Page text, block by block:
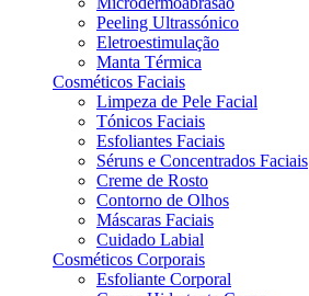
Peeling Ultrassónico
Eletroestimulação
Manta Térmica
Cosméticos Faciais
Limpeza de Pele Facial
Tónicos Faciais
Esfoliantes Faciais
Séruns e Concentrados Faciais
Creme de Rosto
Contorno de Olhos
Máscaras Faciais
Cuidado Labial
Cosméticos Corporais
Esfoliante Corporal